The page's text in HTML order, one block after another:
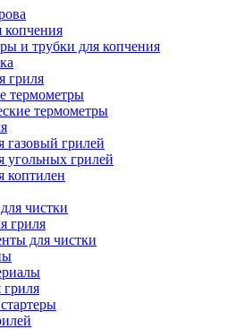
копчения
и трубки для копчения
гриля
термометры
термометры
газовый грилей
угольных грилей
коптилен
чистки
гриля
для чистки
гриля